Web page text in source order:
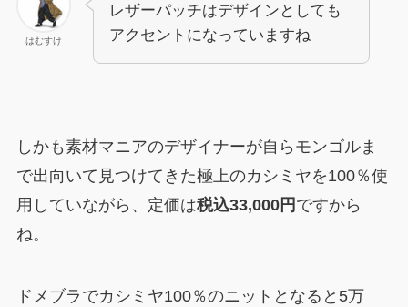
はむすけ
レザーパッチはデザインとしても
アクセントになっていますね
しかも素材マニアのデザイナーが自らモンゴルま
で出向いて見つけてきた極上のカシミヤを100％使
用していながら、定価は税込33,000円 ですから
ね。
ドメブラでカシミヤ100％のニットとなると5万